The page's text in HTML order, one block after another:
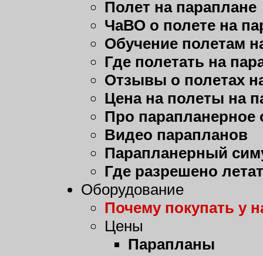
Полет на параплане
ЧаВО о полете на
Обучение полетам
Где полетать на
Отзывы о полетах
Цена на полеты на
Про парапланерное
Видео парапланов
Парапланерный
Где разрешено
Оборудование
Почему покупать у
Цены
Парапланы